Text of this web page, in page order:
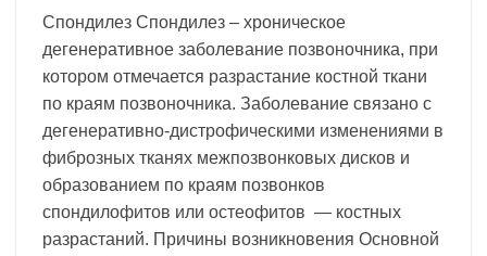
Спондилез Спондилез – хроническое
дегенеративное заболевание позвоночника, при
котором отмечается разрастание костной ткани
по краям позвоночника. Заболевание связано с
дегенеративно-дистрофическими изменениями в
фиброзных тканях межпозвонковых дисков и
образованием по краям позвонков
спондилофитов или остеофитов — костных
разрастаний. Причины возникновения Основной